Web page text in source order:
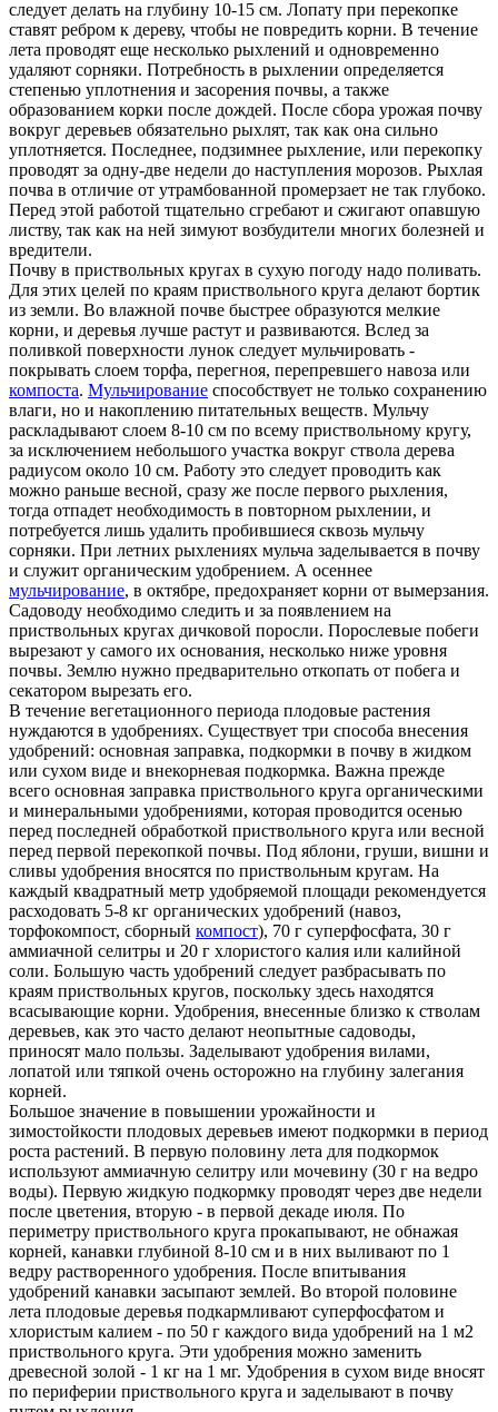
следует делать на глубину 10-15 см. Лопату при перекопке
ставят ребром к дереву, чтобы не повредить корни. В течение
лета проводят еще несколько рыхлений и одновременно
удаляют сорняки. Потребность в рыхлении определяется
степенью уплотнения и засорения почвы, а также
образованием корки после дождей. После сбора урожая почву
вокруг деревьев обязательно рыхлят, так как она сильно
уплотняется. Последнее, подзимнее рыхление, или перекопку
проводят за одну-две недели до наступления морозов. Рыхлая
почва в отличие от утрамбованной промерзает не так глубоко.
Перед этой работой тщательно сгребают и сжигают опавшую
листву, так как на ней зимуют возбудители многих болезней и
вредители.
Почву в приствольных кругах в сухую погоду надо поливать.
Для этих целей по краям приствольного круга делают бортик
из земли. Во влажной почве быстрее образуются мелкие
корни, и деревья лучше растут и развиваются. Вслед за
поливкой поверхности лунок следует мульчировать -
покрывать слоем торфа, перегноя, перепревшего навоза или
компоста. Мульчирование способствует не только сохранению
влаги, но и накоплению питательных веществ. Мульчу
раскладывают слоем 8-10 см по всему приствольному кругу,
за исключением небольшого участка вокруг ствола дерева
радиусом около 10 см. Работу это следует проводить как
можно раньше весной, сразу же после первого рыхления,
тогда отпадет необходимость в повторном рыхлении, и
потребуется лишь удалить пробившиеся сквозь мульчу
сорняки. При летних рыхлениях мульча заделывается в почву
и служит органическим удобрением. А осеннее
мульчирование, в октябре, предохраняет корни от вымерзания.
Садоводу необходимо следить и за появлением на
приствольных кругах дичковой поросли. Порослевые побеги
вырезают у самого их основания, несколько ниже уровня
почвы. Землю нужно предварительно откопать от побега и
секатором вырезать его.
В течение вегетационного периода плодовые растения
нуждаются в удобрениях. Существует три способа внесения
удобрений: основная заправка, подкормки в почву в жидком
или сухом виде и внекорневая подкормка. Важна прежде
всего основная заправка приствольного круга органическими
и минеральными удобрениями, которая проводится осенью
перед последней обработкой приствольного круга или весной
перед первой перекопкой почвы. Под яблони, груши, вишни и
сливы удобрения вносятся по приствольным кругам. На
каждый квадратный метр удобряемой площади рекомендуется
расходовать 5-8 кг органических удобрений (навоз,
торфокомпост, сборный компост), 70 г суперфосфата, 30 г
аммиачной селитры и 20 г хлористого калия или калийной
соли. Большую часть удобрений следует разбрасывать по
краям приствольных кругов, поскольку здесь находятся
всасывающие корни. Удобрения, внесенные близко к стволам
деревьев, как это часто делают неопытные садоводы,
приносят мало пользы. Заделывают удобрения вилами,
лопатой или тяпкой очень осторожно на глубину залегания
корней.
Большое значение в повышении урожайности и
зимостойкости плодовых деревьев имеют подкормки в период
роста растений. В первую половину лета для подкормок
используют аммиачную селитру или мочевину (30 г на ведро
воды). Первую жидкую подкормку проводят через две недели
после цветения, вторую - в первой декаде июля. По
периметру приствольного круга прокапывают, не обнажая
корней, канавки глубиной 8-10 см и в них выливают по 1
ведру растворенного удобрения. После впитывания
удобрений канавки засыпают землей. Во второй половине
лета плодовые деревья подкармливают суперфосфатом и
хлористым калием - по 50 г каждого вида удобрений на 1 м2
приствольного круга. Эти удобрения можно заменить
древесной золой - 1 кг на 1 мг. Удобрения в сухом виде вносят
по периферии приствольного круга и заделывают в почву